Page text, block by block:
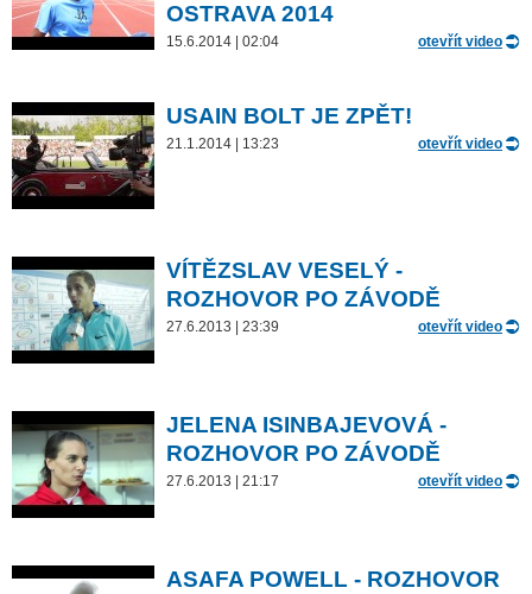
OSTRAVA 2014
15.6.2014 | 02:04 otevřít video
USAIN BOLT JE ZPĚT!
21.1.2014 | 13:23 otevřít video
VÍTĚZSLAV VESELÝ -
ROZHOVOR PO ZÁVODĚ
27.6.2013 | 23:39 otevřít video
JELENA ISINBAJEVOVÁ -
ROZHOVOR PO ZÁVODĚ
27.6.2013 | 21:17 otevřít video
ASAFA POWELL - ROZHOVOR